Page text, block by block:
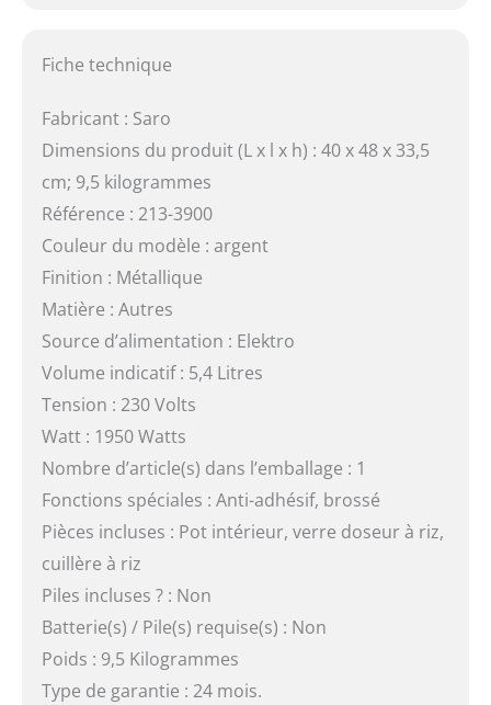
Fiche technique
Fabricant : Saro
Dimensions du produit (L x l x h) : 40 x 48 x 33,5
cm; 9,5 kilogrammes
Référence : 213-3900
Couleur du modèle : argent
Finition : Métallique
Matière : Autres
Source d’alimentation : Elektro
Volume indicatif : 5,4 Litres
Tension : 230 Volts
Watt : 1950 Watts
Nombre d’article(s) dans l’emballage : 1
Fonctions spéciales : Anti-adhésif, brossé
Pièces incluses : Pot intérieur, verre doseur à riz,
cuillère à riz
Piles incluses ? : Non
Batterie(s) / Pile(s) requise(s) : Non
Poids : 9,5 Kilogrammes
Type de garantie : 24 mois.